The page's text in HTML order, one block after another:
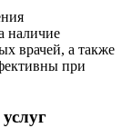
наличие
врачей, а также
при